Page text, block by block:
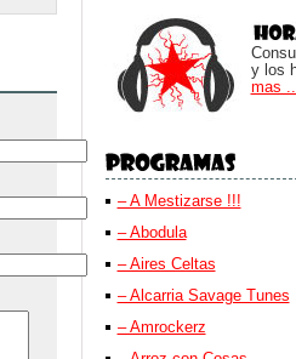
y los
mas
– A Mestizarse !!!
– Abodula
– Aires Celtas
– Alcarria Savage Tunes
– Amrockerz